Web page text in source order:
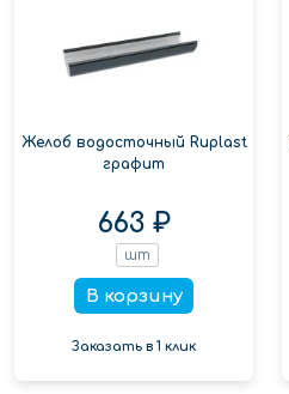
Желоб водосточный Ruplast
графит
663 ₽
шт
В корзину
Заказать в 1 клик